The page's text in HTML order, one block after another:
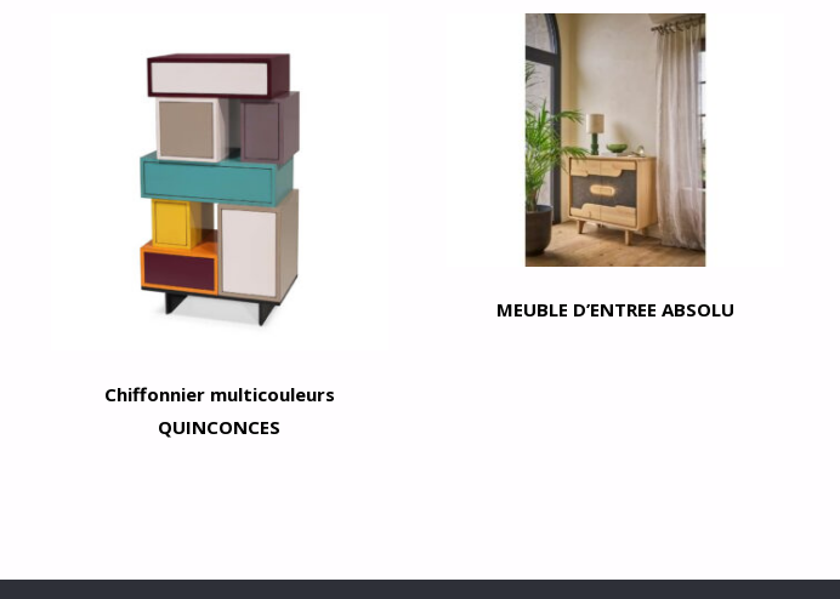
Chiffonnier multicouleurs
QUINCONCES
MEUBLE D’ENTREE ABSOLU